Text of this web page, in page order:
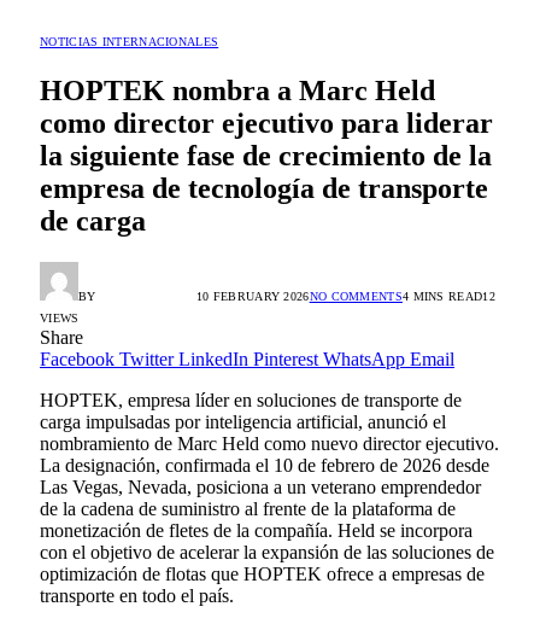
NOTICIAS INTERNACIONALES
HOPTEK nombra a Marc Held
como director ejecutivo para liderar
la siguiente fase de crecimiento de la
empresa de tecnología de transporte
de carga
BY 10 FEBRUARY 2026NO COMMENTS4 MINS READ12
VIEWS
Share
Facebook Twitter LinkedIn Pinterest WhatsApp Email
HOPTEK, empresa líder en soluciones de transporte de
carga impulsadas por inteligencia artificial, anunció el
nombramiento de Marc Held como nuevo director ejecutivo.
La designación, confirmada el 10 de febrero de 2026 desde
Las Vegas, Nevada, posiciona a un veterano emprendedor
de la cadena de suministro al frente de la plataforma de
monetización de fletes de la compañía. Held se incorpora
con el objetivo de acelerar la expansión de las soluciones de
optimización de flotas que HOPTEK ofrece a empresas de
transporte en todo el país.